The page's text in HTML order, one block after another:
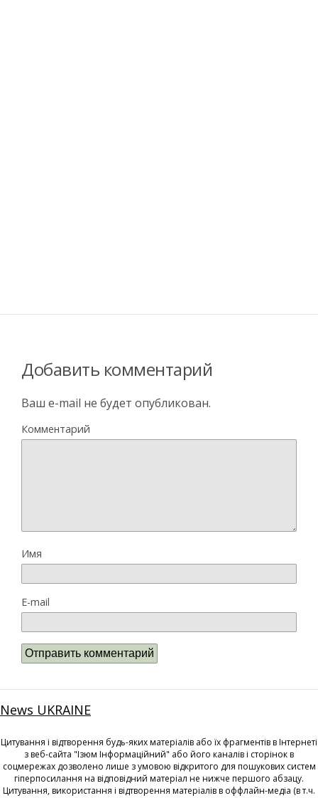
Добавить комментарий
Ваш e-mail не будет опубликован.
Комментарий
Имя
E-mail
News UKRAINE
Цитування і відтворення будь-яких матеріалів або їх фрагментів в Інтернеті
з веб-сайта "Ізюм Інформаційний" або його каналів і сторінок в
соцмережах дозволено лише з умовою відкритого для пошукових систем
гіперпосилання на відповідний матеріал не нижче першого абзацу.
Цитування, використання і відтворення матеріалів в оффлайн-медіа (в т.ч.